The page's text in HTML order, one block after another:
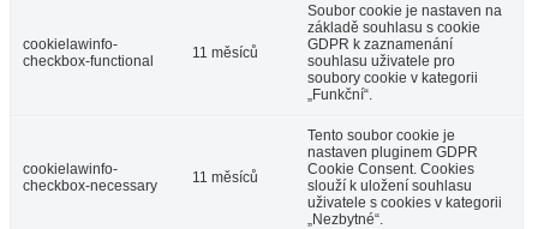
cookielawinfo-
checkbox-functional
11 měsíců
Soubor cookie je nastaven na
základě souhlasu s cookie
GDPR k zaznamenání
souhlasu uživatele pro
soubory cookie v kategorii
„Funkční“.
cookielawinfo-
checkbox-necessary
11 měsíců
Tento soubor cookie je
nastaven pluginem GDPR
Cookie Consent. Cookies
slouží k uložení souhlasu
uživatele s cookies v kategorii
„Nezbytné“.